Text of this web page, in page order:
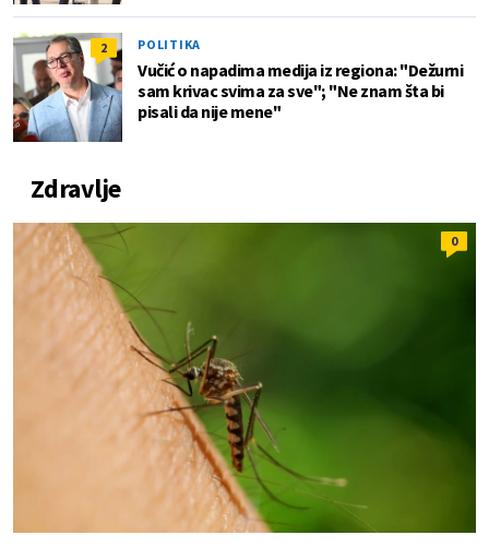
2 POLITIKA
Vučić o napadima medija iz regiona: "Dežurni
sam krivac svima za sve"; "Ne znam šta bi
pisali da nije mene"
Zdravlje
0